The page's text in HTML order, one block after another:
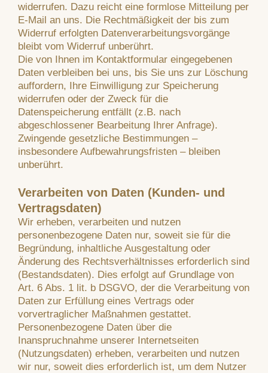
widerrufen. Dazu reicht eine formlose Mitteilung per
E-Mail an uns. Die Rechtmäßigkeit der bis zum
Widerruf erfolgten Datenverarbeitungsvorgänge
bleibt vom Widerruf unberührt.
Die von Ihnen im Kontaktformular eingegebenen
Daten verbleiben bei uns, bis Sie uns zur Löschung
auffordern, Ihre Einwilligung zur Speicherung
widerrufen oder der Zweck für die
Datenspeicherung entfällt (z.B. nach
abgeschlossener Bearbeitung Ihrer Anfrage).
Zwingende gesetzliche Bestimmungen –
insbesondere Aufbewahrungsfristen – bleiben
unberührt.
Verarbeiten von Daten (Kunden- und
Vertragsdaten)
Wir erheben, verarbeiten und nutzen
personenbezogene Daten nur, soweit sie für die
Begründung, inhaltliche Ausgestaltung oder
Änderung des Rechtsverhältnisses erforderlich sind
(Bestandsdaten). Dies erfolgt auf Grundlage von
Art. 6 Abs. 1 lit. b DSGVO, der die Verarbeitung von
Daten zur Erfüllung eines Vertrags oder
vorvertraglicher Maßnahmen gestattet.
Personenbezogene Daten über die
Inanspruchnahme unserer Internetseiten
(Nutzungsdaten) erheben, verarbeiten und nutzen
wir nur, soweit dies erforderlich ist, um dem Nutzer